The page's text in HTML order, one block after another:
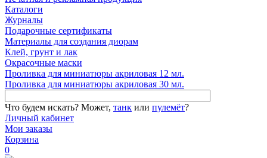
Каталоги
Журналы
Подарочные сертификаты
Материалы для создания диорам
Клей, грунт и лак
Окрасочные маски
Проливка для миниатюры акриловая 12 мл.
Проливка для миниатюры акриловая 30 мл.
Что будем искать? Может, танк или пулемёт?
Личный кабинет
Мои заказы
Корзина
0